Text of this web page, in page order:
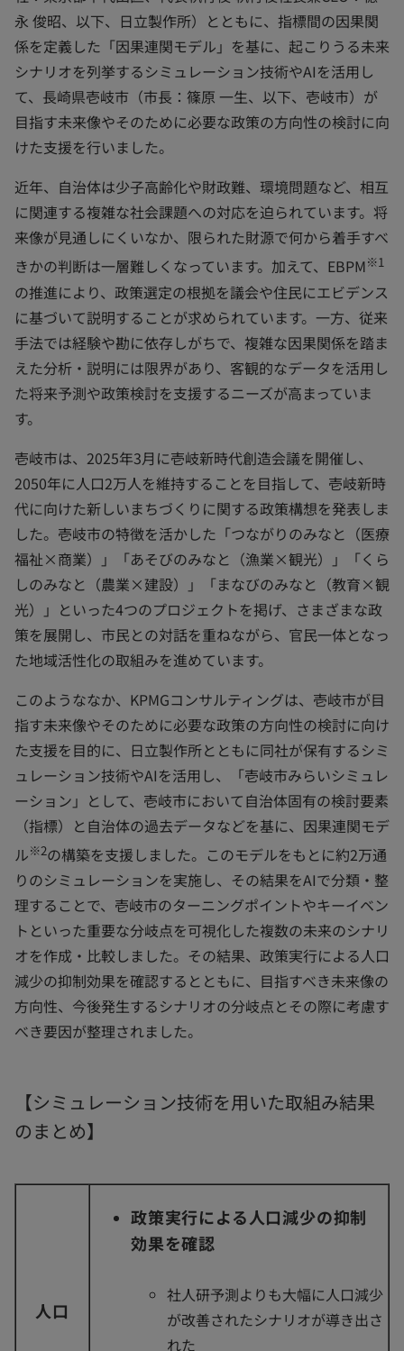
永 俊昭、以下、日立製作所）とともに、指標間の因果関
係を定義した「因果連関モデル」を基に、起こりうる未来
シナリオを列挙するシミュレーション技術やAIを活用し
て、長崎県壱岐市（市長：篠原 一生、以下、壱岐市）が
目指す未来像やそのために必要な政策の方向性の検討に向
けた支援を行いました。
近年、自治体は少子高齢化や財政難、環境問題など、相互
に関連する複雑な社会課題への対応を迫られています。将
来像が見通しにくいなか、限られた財源で何から着手すべ
きかの判断は一層難しくなっています。加えて、EBPM※1
の推進により、政策選定の根拠を議会や住民にエビデンス
に基づいて説明することが求められています。一方、従来
手法では経験や勘に依存しがちで、複雑な因果関係を踏ま
えた分析・説明には限界があり、客観的なデータを活用し
た将来予測や政策検討を支援するニーズが高まっていま
す。
壱岐市は、2025年3月に壱岐新時代創造会議を開催し、
2050年に人口2万人を維持することを目指して、壱岐新時
代に向けた新しいまちづくりに関する政策構想を発表しま
した。壱岐市の特徴を活かした「つながりのみなと（医療
福祉×商業）」「あそびのみなと（漁業×観光）」「くら
しのみなと（農業×建設）」「まなびのみなと（教育×観
光）」といった4つのプロジェクトを掲げ、さまざまな政
策を展開し、市民との対話を重ねながら、官民一体となっ
た地域活性化の取組みを進めています。
このようななか、KPMGコンサルティングは、壱岐市が目
指す未来像やそのために必要な政策の方向性の検討に向け
た支援を目的に、日立製作所とともに同社が保有するシミ
ュレーション技術やAIを活用し、「壱岐市みらいシミュレ
ーション」として、壱岐市において自治体固有の検討要素
（指標）と自治体の過去データなどを基に、因果連関モデ
ル※2の構築を支援しました。このモデルをもとに約2万通
りのシミュレーションを実施し、その結果をAIで分類・整
理することで、壱岐市のターニングポイントやキーイベン
トといった重要な分岐点を可視化した複数の未来のシナリ
オを作成・比較しました。その結果、政策実行による人口
減少の抑制効果を確認するとともに、目指すべき未来像の
方向性、今後発生するシナリオの分岐点とその際に考慮す
べき要因が整理されました。
【シミュレーション技術を用いた取組み結果
のまとめ】
人口
政策実行による人口減少の抑制
効果を確認
社人研予測よりも大幅に人口減少
が改善されたシナリオが導き出さ
れた